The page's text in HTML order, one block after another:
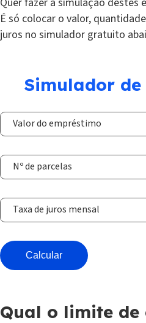
É só colocar o valor,
juros no simulador gratuito
Simulador
Calcular
Qual o limite de